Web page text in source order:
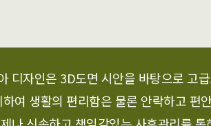
디자인은 3D도면 시안을 바탕으로 고
여 생활의 편리함은 물론 안락하고 편